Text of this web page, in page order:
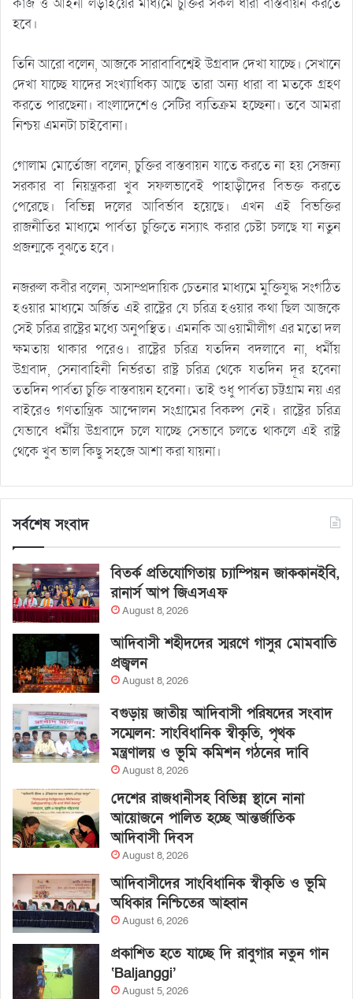
হবে।
তিনি আরো বলেন, আজকে সারাবাবিশ্বেই উগ্রবাদ দেখা যাচ্ছে। সেখানে
দেখা যাচ্ছে যাদের সংখ্যাধিক্য আছে তারা অন্য ধারা বা মতকে গ্রহণ
করতে পারছেনা। বাংলাদেশেও সেটির ব্যতিক্রম হচ্ছেনা। তবে আমরা
নিশ্চয় এমনটা চাইবোনা।
গোলাম মোর্তোজা বলেন, চুক্তির বাস্তবায়ন যাতে করতে না হয় সেজন্য
সরকার বা নিয়ন্ত্রকরা খুব সফলভাবেই পাহাড়ীদের বিভক্ত করতে
পেরেছে। বিভিন্ন দলের আবির্ভাব হয়েছে। এখন এই বিভক্তির
রাজনীতির মাধ্যমে পার্বত্য চুক্তিতে নস্যাৎ করার চেষ্টা চলছে যা নতুন
প্রজন্মকে বুঝতে হবে।
নজরুল কবীর বলেন, অসাম্প্রদায়িক চেতনার মাধ্যমে মুক্তিযুদ্ধ সংগঠিত
হওয়ার মাধ্যমে অর্জিত এই রাষ্ট্রের যে চরিত্র হওয়ার কথা ছিল আজকে
সেই চরিত্র রাষ্ট্রের মধ্যে অনুপস্থিত। এমনকি আওয়ামীলীগ এর মতো দল
ক্ষমতায় থাকার পরেও। রাষ্ট্রের চরিত্র যতদিন বদলাবে না, ধর্মীয়
উগ্রবাদ, সেনাবাহিনী নির্ভরতা রাষ্ট্র চরিত্র থেকে যতদিন দূর হবেনা
ততদিন পার্বত্য চুক্তি বাস্তবায়ন হবেনা। তাই শুধু পার্বত্য চট্টগ্রাম নয় এর
বাইরেও গণতান্ত্রিক আন্দোলন সংগ্রামের বিকল্প নেই। রাষ্ট্রের চরিত্র
যেভাবে ধর্মীয় উগ্রবাদে চলে যাচ্ছে সেভাবে চলতে থাকলে এই রাষ্ট্র
থেকে খুব ভাল কিছু সহজে আশা করা যায়না।
সর্বশেষ সংবাদ
বিতর্ক প্রতিযোগিতায় চ্যাম্পিয়ন জাককানইবি,
রানার্স আপ জিএসএফ
August 8, 2026
আদিবাসী শহীদদের স্মরণে গাসুর মোমবাতি
প্রজ্বলন
August 8, 2026
বগুড়ায় জাতীয় আদিবাসী পরিষদের সংবাদ
সম্মেলন: সাংবিধানিক স্বীকৃতি, পৃথক
মন্ত্রণালয় ও ভূমি কমিশন গঠনের দাবি
August 8, 2026
দেশের রাজধানীসহ বিভিন্ন স্থানে নানা
আয়োজনে পালিত হচ্ছে আন্তর্জাতিক
আদিবাসী দিবস
August 8, 2026
আদিবাসীদের সাংবিধানিক স্বীকৃতি ও ভূমি
অধিকার নিশ্চিতের আহ্বান
August 6, 2026
প্রকাশিত হতে যাচ্ছে দি রাবুগার নতুন গান
‘Baljanggi’
August 5, 2026